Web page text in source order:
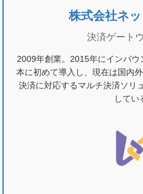
株式会社ネ
決済ゲート
2009年創業。2015年にインバ
本に初めて導入し、現在は国内
決済に対応するマルチ決済ソリ
してい